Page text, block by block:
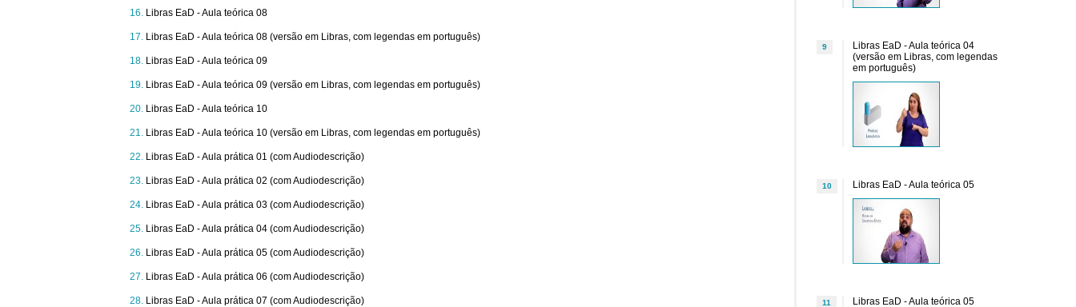
Libras EaD - Aula teórica 08
Libras EaD - Aula teórica 08 (versão em Libras, com legendas em português)
Libras EaD - Aula teórica 09
Libras EaD - Aula teórica 09 (versão em Libras, com legendas em português)
Libras EaD - Aula teórica 10
Libras EaD - Aula teórica 10 (versão em Libras, com legendas em português)
Libras EaD - Aula prática 01 (com Audiodescrição)
Libras EaD - Aula prática 02 (com Audiodescrição)
Libras EaD - Aula prática 03 (com Audiodescrição)
Libras EaD - Aula prática 04 (com Audiodescrição)
Libras EaD - Aula prática 05 (com Audiodescrição)
Libras EaD - Aula prática 06 (com Audiodescrição)
Libras EaD - Aula prática 07 (com Audiodescrição)
9
Libras EaD - Aula teórica 04
(versão em Libras, com legendas
em português)
10 Libras EaD - Aula teórica 05
11
Libras EaD - Aula teórica 05